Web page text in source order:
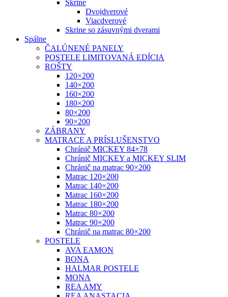
Skrine
Dvojdverové
Viacdverové
Skrine so zásuvnými dverami
Spálne
ČALÚNENÉ PANELY
POSTELE LIMITOVANÁ EDÍCIA
ROŠTY
120×200
140×200
160×200
180×200
80×200
90×200
ZÁBRANY
MATRACE A PRÍSLUŠENSTVO
Chránič MICKEY 84×78
Chránič MICKEY a MICKEY SLIM
Chránič na matrac 90×200
Matrac 120×200
Matrac 140×200
Matrac 160×200
Matrac 180×200
Matrac 80×200
Matrac 90×200
Chránič na matrac 80×200
POSTELE
AVA EAMON
BONA
HALMAR POSTELE
MONA
REA AMY